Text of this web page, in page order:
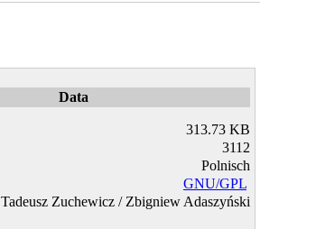
Data
313.73 KB
3112
Polnisch
GNU/GPL
Tadeusz Zuchewicz / Zbigniew Adaszyński